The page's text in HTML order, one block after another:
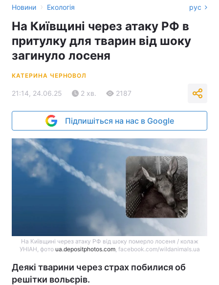
Новини › Екологія рус
На Київщині через атаку РФ в
притулку для тварин від шоку
загинуло лосеня
КАТЕРИНА ЧЕРНОВОЛ
21:14, 24.06.25 2 хв. 2187
Підпишіться на нас в Google
На Київщині через атаку РФ від шоку померло лосеня / колаж
УНІАН, фото ua.depositphotos.com, facebook.com/wildanimals.ua
Деякі тварини через страх побилися об
решітки вольєрів.